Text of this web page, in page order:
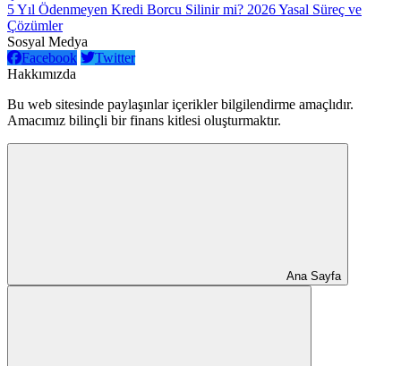
5 Yıl Ödenmeyen Kredi Borcu Silinir mi? 2026 Yasal Süreç ve
Çözümler
Sosyal Medya
Facebook
Twitter
Hakkımızda
Bu web sitesinde paylaşınlar içerikler bilgilendirme amaçlıdır.
Amacımız bilinçli bir finans kitlesi oluşturmaktır.
Ana Sayfa